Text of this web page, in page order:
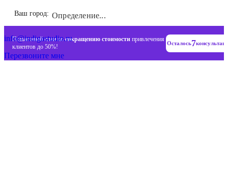
Ваш город: Определение...
Пошаговый план посокращению стоимости привлечения
клиентов до 50%!
Осталось7
+7 (993) 477-18-57
info@indigastudio.ru
Перезвоните мне